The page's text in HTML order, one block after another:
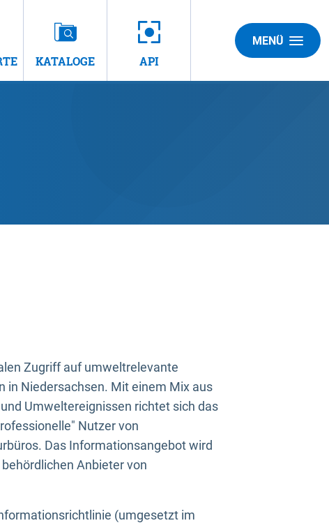
KATALOGE API
MENÜ
Zugriff auf umweltrelevante
in Niedersachsen. Mit einem Mix aus
Umweltereignissen richtet sich das
Nutzer von
Das Informationsangebot wird
Anbieter von
(umgesetzt im